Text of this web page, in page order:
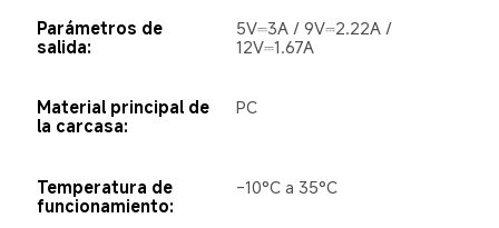
Parámetros de
salida:
5V⎓3A / 9V⎓2.22A /
12V⎓1.67A
Material principal de
la carcasa:
PC
Temperatura de
funcionamiento:
-10°C a 35°C